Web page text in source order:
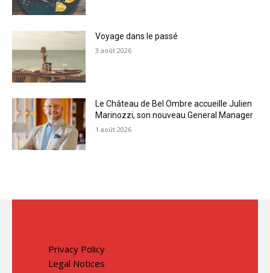
Voyage dans le passé
3 août 2026
Le Château de Bel Ombre accueille Julien
Marinozzi, son nouveau General Manager
1 août 2026
Privacy Policy
Legal Notices